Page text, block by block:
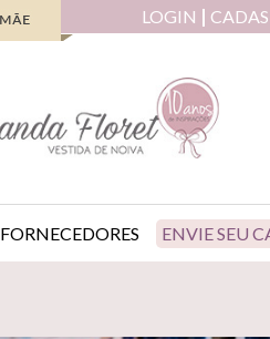
LOGIN
FORNECEDORES ENVIE SEU